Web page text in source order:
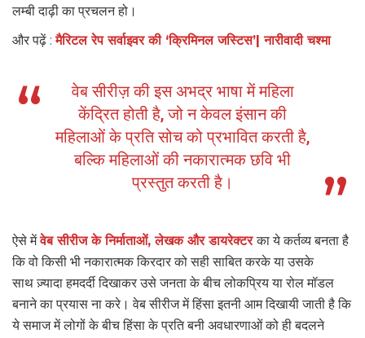
लम्बी दाढ़ी का प्रचलन हो।
और पढ़ें :मैरिटल रेप सर्वाइवर की ‘क्रिमिनल जस्टिस’| नारीवादी चश्मा
वेब सीरीज़ की इस अभद्र भाषा में महिला
केंद्रित होती है, जो न केवल इंसान की
महिलाओं के प्रति सोच को प्रभावित करती है,
बल्कि महिलाओं की नकारात्मक छवि भी
प्रस्तुत करती है।
ऐसे मेंवेब सीरीज के निर्माताओं, लेखक और डायरेक्टरका ये कर्तव्य बनता है
कि वो किसी भी नकारात्मक किरदार को सही साबित करके या उसके
साथ ज़्यादा हमदर्दी दिखाकर उसे जनता के बीच लोकप्रिय या रोल मॉडल
बनाने का प्रयास ना करे। वेब सीरीज में हिंसा इतनी आम दिखायी जाती है कि
ये समाज में लोगों के बीच हिंसा के प्रति बनी अवधारणाओं को ही बदलने